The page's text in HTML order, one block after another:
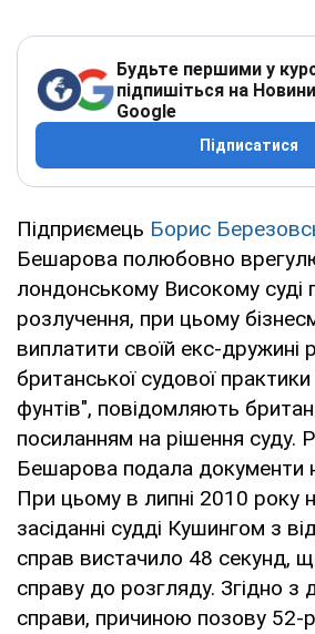
Будьте першими у
підпишіться на
Google
Підписатися
Підприємець Борис
Бешарова полюбовно
лондонському Високому суді
розлучення, при цьому
виплатити своїй екс-дружині
британської судової практики
фунтів", повідомляють
посиланням на рішення суду.
Бешарова подала документи
При цьому в липні 2010 року
засіданні судді Кушингом з
справ вистачило 48 секунд,
справу до розгляду. Згідно з
справи, причиною позову 52-